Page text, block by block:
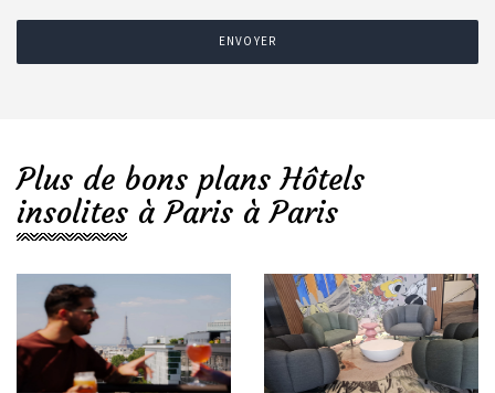
ENVOYER
Plus de bons plans Hôtels
insolites à Paris à Paris